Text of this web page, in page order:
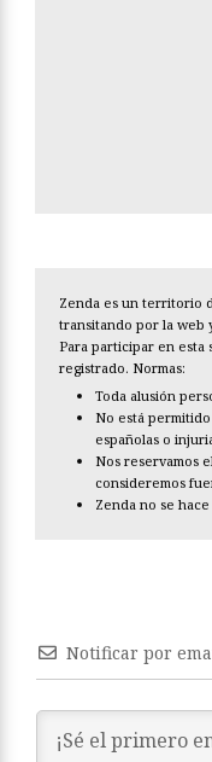
Zenda es un territorio
transitando por la web
Para participar en esta
registrado. Normas:
Toda alusión
No está
españolas o
Nos reservamos
consideremos
Zenda no se
Notificar por